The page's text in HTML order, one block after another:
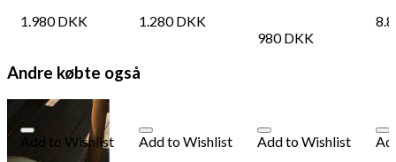
Add to Wishlist
98DKKTilføj til kurv
1.980DKK 1.280DKK
980DKK
Andre købte også
Add to Wishlist
Add to Wishlist
Add to Wishlist